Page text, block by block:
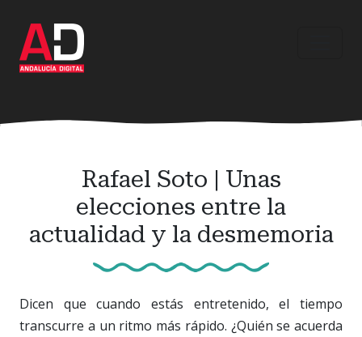
contenido
principal
Rafael Soto | Unas
elecciones entre la
actualidad y la desmemoria
Dicen que cuando estás entretenido, el tiempo
transcurre a un ritmo más rápido. ¿Quién se acuerda